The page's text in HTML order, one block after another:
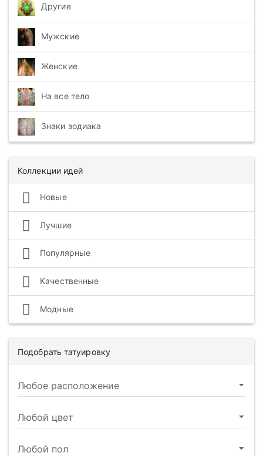
Другие
Мужские
Женские
На все тело
Знаки зодиака
Коллекции идей
Новые
Лучшие
Популярные
Качественные
Модные
Подобрать татуировку